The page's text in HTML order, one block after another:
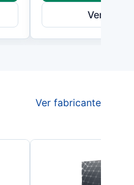
Ver
Ver fabricante